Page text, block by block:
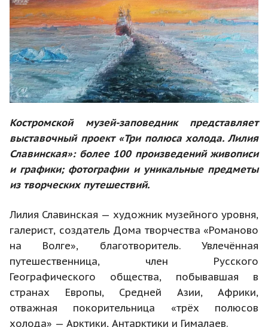
Костромской музей-заповедник представляет
выставочный проект «Три полюса холода. Лилия
Славинская»: более 100 произведений живописи
и графики; фотографии и уникальные предметы
из творческих путешествий.
Лилия Славинская — художник музейного уровня,
галерист, создатель Дома творчества «Романово
на Волге», благотворитель. Увлечённая
путешественница, член Русского
Географического общества, побывавшая в
странах Европы, Средней Азии, Африки,
отважная покорительница «трёх полюсов
холода» — Арктики, Антарктики и Гималаев.